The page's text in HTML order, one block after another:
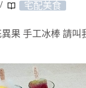
宅配美食
果 手工冰棒 請叫